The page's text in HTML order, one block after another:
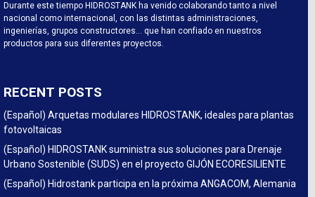
Durante este tiempo HIDROSTANK ha venido colaborando tanto a nivel
nacional como internacional, con las distintas administraciones,
ingenierías, grupos constructores… que han confiado en nuestros
productos para sus diferentes proyectos.
RECENT POSTS
(Español) Arquetas modulares HIDROSTANK, ideales para plantas
fotovoltaicas
(Español) HIDROSTANK suministra sus soluciones para Drenaje
Urbano Sostenible (SUDS) en el proyecto GIJÓN ECORESILIENTE
(Español) Hidrostank participa en la próxima ANGACOM, Alemania